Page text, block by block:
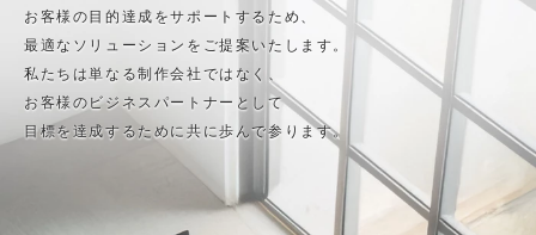
お客様の目的達成をサポートするため、
最適なソリューションをご提案いたします。
私たちは単なる制作会社ではなく、
お客様のビジネスパートナーとして
目標を達成するために共に歩んで参ります。